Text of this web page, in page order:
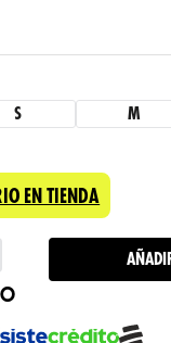
S M
EN TIENDA